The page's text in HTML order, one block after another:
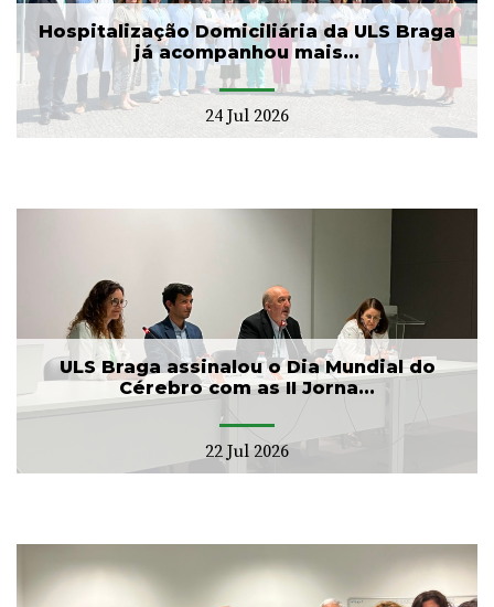
Hospitalização Domiciliária da ULS Braga
já acompanhou mais...
24 Jul 2026
ULS Braga assinalou o Dia Mundial do
Cérebro com as II Jorna...
22 Jul 2026